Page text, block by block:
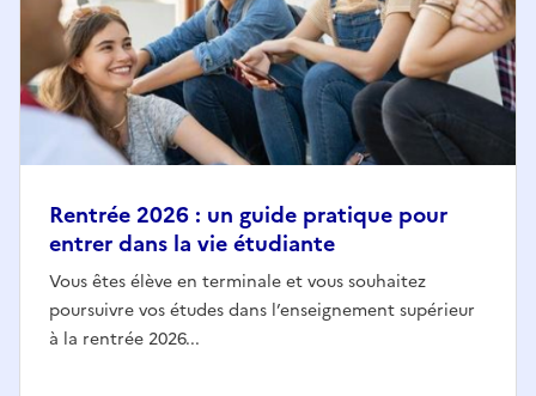
Rentrée 2026 : un guide pratique pour
entrer dans la vie étudiante
Vous êtes élève en terminale et vous souhaitez
poursuivre vos études dans l’enseignement supérieur
à la rentrée 2026...